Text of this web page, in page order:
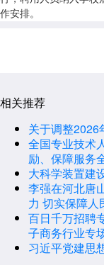
作安排。
相关推荐
关于调整2026
全国专业技术
励、保障服务
大科学装置建
李强在河北唐
力 切实保障人
百日千万招聘
子商务行业专
习近平党建思